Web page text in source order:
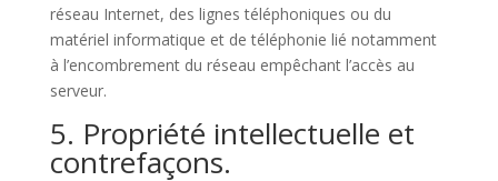
réseau Internet, des lignes téléphoniques ou du
matériel informatique et de téléphonie lié notamment
à l’encombrement du réseau empêchant l’accès au
serveur.
5. Propriété intellectuelle et
contrefaçons.